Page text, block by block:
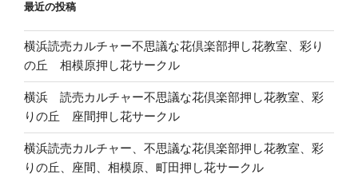
最近の投稿
横浜読売カルチャー不思議な花倶楽部押し花教室、彩り
の丘 相模原押し花サークル
横浜 読売カルチャー不思議な花倶楽部押し花教室、彩
りの丘 座間押し花サークル
横浜読売カルチャー、不思議な花倶楽部押し花教室、彩
りの丘、座間、相模原、町田押し花サークル